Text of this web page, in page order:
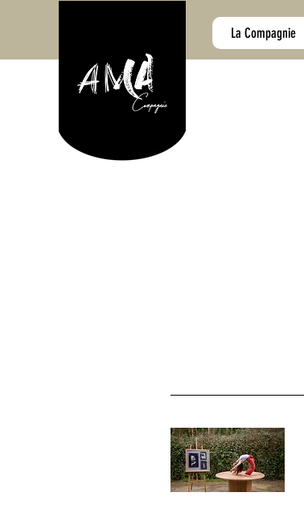
La Compagnie